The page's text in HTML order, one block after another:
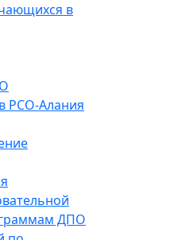
в
РСО-Алания
ДПО